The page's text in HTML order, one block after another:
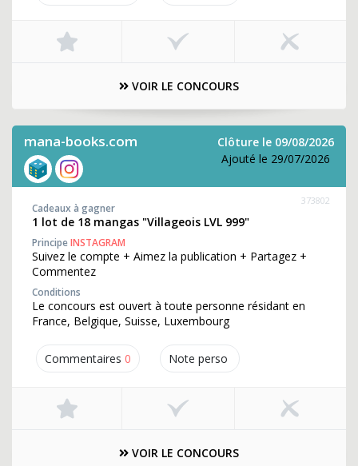
VOIR LE CONCOURS
mana-books.com
Clôture le 09/08/2026
Ajouté le 29/07/2026
Commentaires 0 Note perso
373802
Cadeaux à gagner
1 lot de 18 mangas "Villageois LVL 999"
PrincipeINSTAGRAM
Suivez le compte + Aimez la publication + Partagez +
Commentez
Conditions
Le concours est ouvert à toute personne résidant en
France, Belgique, Suisse, Luxembourg
VOIR LE CONCOURS